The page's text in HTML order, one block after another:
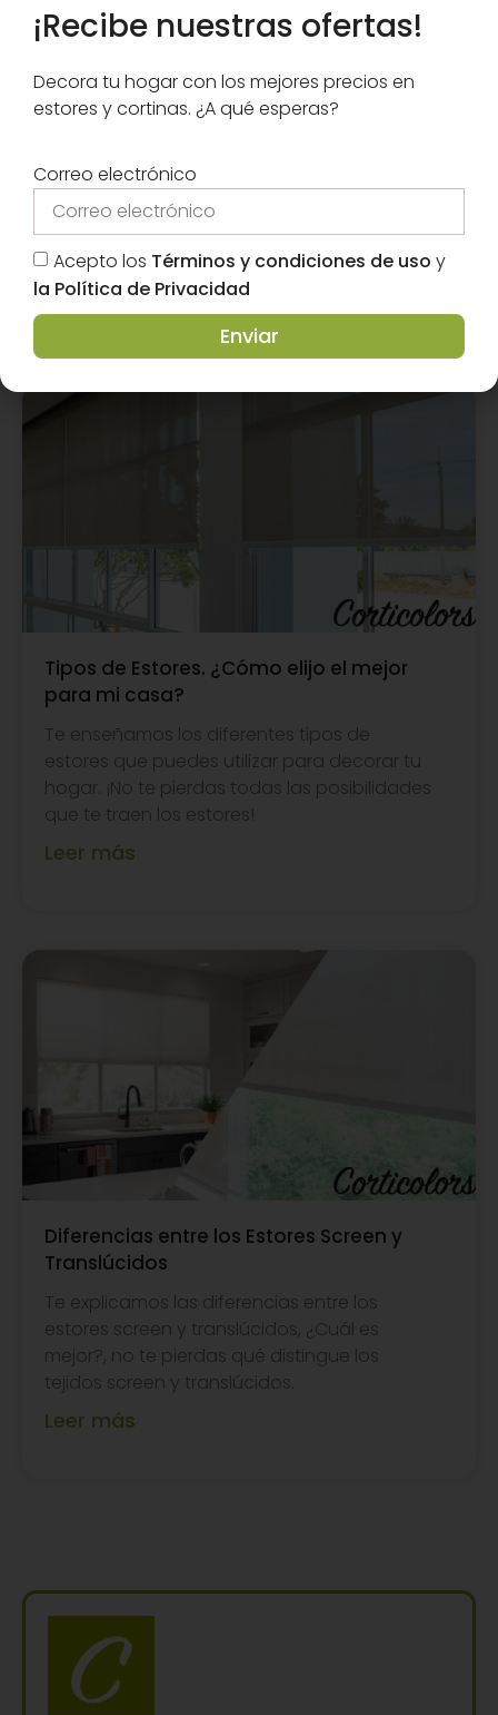
Tipos de Telas para Estores
Descubre las posibilidades que tienes los
distintos Tipos de telas para Estores. ¿Cuál
es la mejor? ¿Cómo elegirlas? ¡No esperes
más!
Leer más
Tipos de Estores. ¿Cómo elijo el mejor
para mi casa?
Te enseñamos los diferentes tipos de
estores que puedes utilizar para decorar tu
hogar. ¡No te pierdas todas las posibilidades
que te traen los estores!
Leer más
Diferencias entre los Estores Screen y
Translúcidos
Te explicamos las diferencias entre los
estores screen y translúcidos, ¿Cuál es
mejor?, no te pierdas qué distingue los
tejidos screen y translúcidos.
Leer más
¡Recibe nuestras ofertas!
Decora tu hogar con los mejores precios en
estores y cortinas. ¿A qué esperas?
Correo electrónico
Acepto los Términos y condiciones de uso y
la Política de Privacidad
Enviar